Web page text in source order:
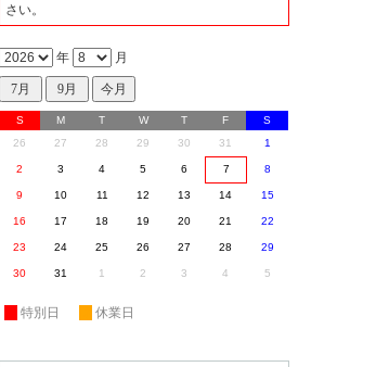
さい。
年 月
S M T W T F
S
26
27 28 29 30 31 1
2 3 4 5 6 7 8
9 10 11 12 13 14 15
16 17 18 19 20 21 22
23 24 25 26 27 28 29
30 31 1 2 3 4 5
特別日 休業日